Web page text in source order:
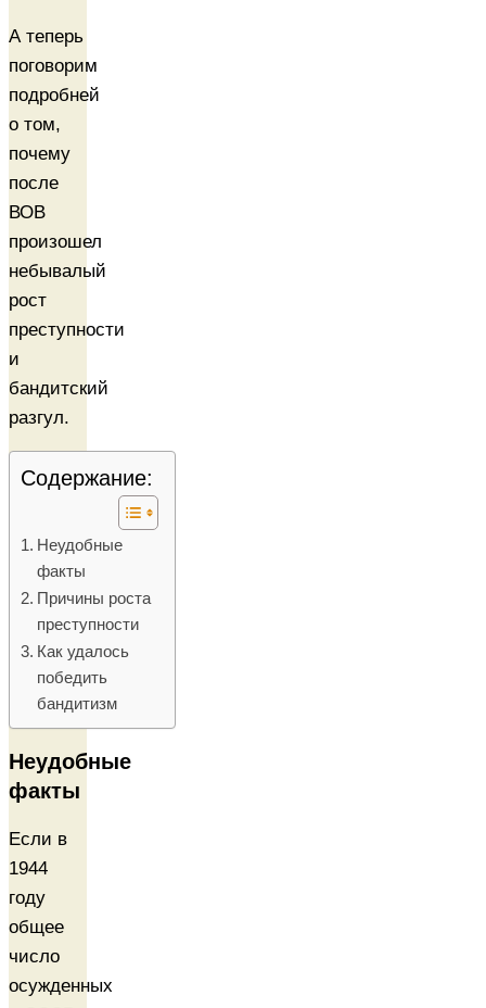
А теперь
поговорим
подробней
о том,
почему
после
ВОВ
произошел
небывалый
рост
преступности
и
бандитский
разгул.
Содержание:
Неудобные
факты
Причины роста
преступности
Как удалось
победить
бандитизм
Неудобные
факты
Если в
1944
году
общее
число
осужденных